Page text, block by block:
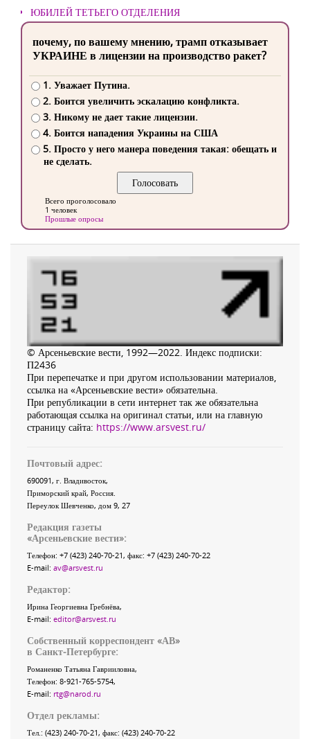
ЮБИЛЕЙ ТЕТЬЕГО ОТДЕЛЕНИЯ
почему, по вашему мнению, трамп отказывает
УКРАИНЕ в лицензии на производство ракет?
1. Уважает Путина.
2. Боится увеличить эскалацию конфликта.
3. Никому не дает такие лицензии.
4. Боится нападения Украины на США
5. Просто у него манера поведения такая: обещать и
не сделать.
Всего проголосовало
1 человек
Прошлые опросы
© Арсеньевские вести, 1992—2022. Индекс подписки:
П2436
При перепечатке и при другом использовании материалов,
ссылка на «Арсеньевские вести» обязательна.
При републикации в сети интернет так же обязательна
работающая ссылка на оригинал статьи, или на главную
страницу сайта: https://www.arsvest.ru/
Почтовый адрес:
690091, г. Владивосток,
Приморский край, Россия.
Переулок Шевченко, дом 9, 27
Редакция газеты
«Арсеньевские вести»:
Телефон: +7 (423) 240-70-21, факс: +7 (423) 240-70-22
E-mail: av@arsvest.ru
Редактор:
Ирина Георгиевна Гребнёва,
E-mail: editor@arsvest.ru
Собственный корреспондент «АВ»
в Санкт-Петербурге:
Романенко Татьяна Гаврииловна,
Телефон: 8-921-765-5754,
E-mail: rtg@narod.ru
Отдел рекламы:
Тел.: (423) 240-70-21, факс: (423) 240-70-22